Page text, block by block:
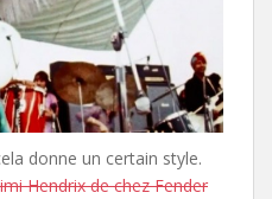
donne un certain style.
Hendrix de chez Fender